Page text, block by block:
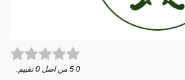
0
5 من اصل 0 تقييم.